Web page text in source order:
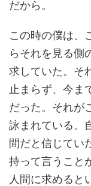
だから。
この時の僕は、
らそれを見る側
求していた。そ
止まらず、今ま
だった。それが
詠まれている。
間だと信じてい
持って言うこと
人間に求めると